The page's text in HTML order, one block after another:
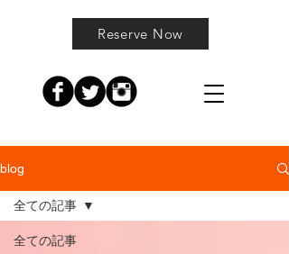
Reserve Now
blog
全ての記事
全ての記事